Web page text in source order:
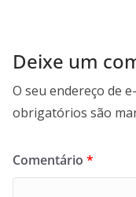
Deixe um
O seu endereço de
obrigatórios são
Comentário *